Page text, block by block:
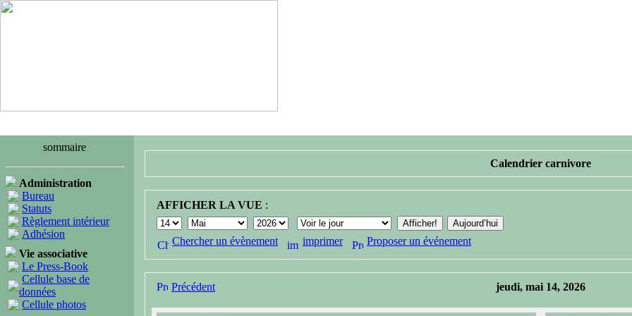
sommaire
Administration
Bureau
Statuts
Règlement intérieur
Adhésion
Vie associative
Le Press-Book
Cellule base de
données
Cellule photos
Calendrier carnivore
AFFICHER LA VUE :
Chercher un évènement imprimer Proposer un événement
Précédent jeudi, mai 14, 2026